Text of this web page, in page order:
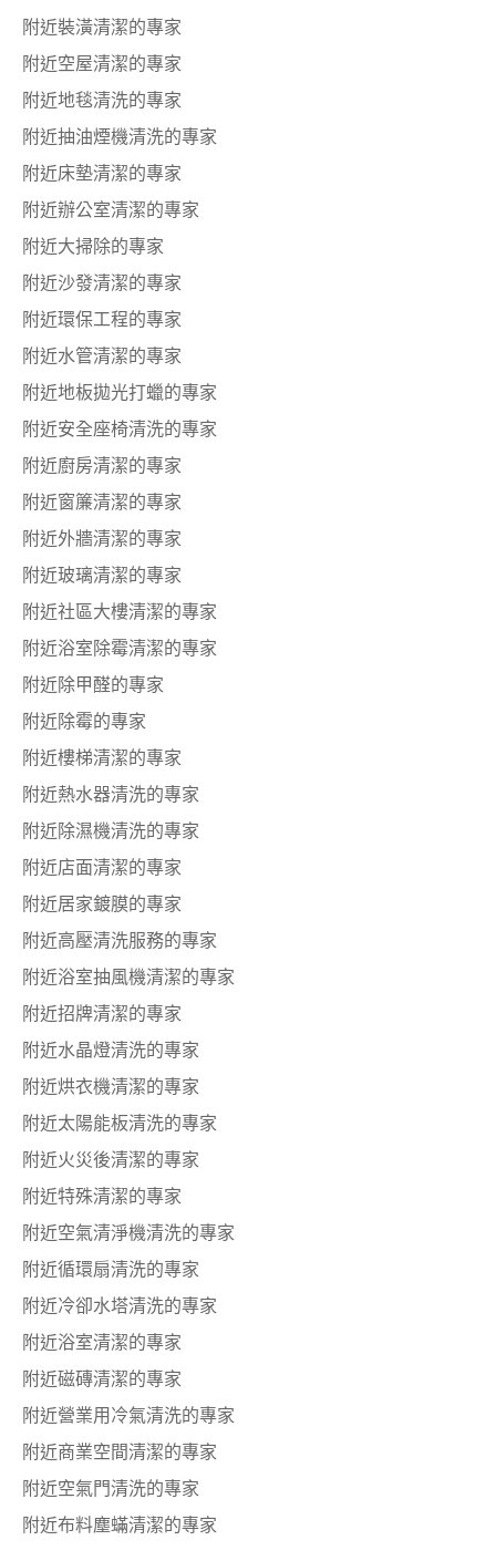
附近裝潢清潔的專家
附近空屋清潔的專家
附近地毯清洗的專家
附近抽油煙機清洗的專家
附近床墊清潔的專家
附近辦公室清潔的專家
附近大掃除的專家
附近沙發清潔的專家
附近環保工程的專家
附近水管清潔的專家
附近地板拋光打蠟的專家
附近安全座椅清洗的專家
附近廚房清潔的專家
附近窗簾清潔的專家
附近外牆清潔的專家
附近玻璃清潔的專家
附近社區大樓清潔的專家
附近浴室除霉清潔的專家
附近除甲醛的專家
附近除霉的專家
附近樓梯清潔的專家
附近熱水器清洗的專家
附近除濕機清洗的專家
附近店面清潔的專家
附近居家鍍膜的專家
附近高壓清洗服務的專家
附近浴室抽風機清潔的專家
附近招牌清潔的專家
附近水晶燈清洗的專家
附近烘衣機清潔的專家
附近太陽能板清洗的專家
附近火災後清潔的專家
附近特殊清潔的專家
附近空氣清淨機清洗的專家
附近循環扇清洗的專家
附近冷卻水塔清洗的專家
附近浴室清潔的專家
附近磁磚清潔的專家
附近營業用冷氣清洗的專家
附近商業空間清潔的專家
附近空氣門清洗的專家
附近布料塵蟎清潔的專家